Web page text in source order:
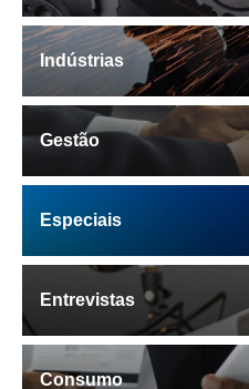
Indústrias
Gestão
Especiais
Entrevistas
Consumo